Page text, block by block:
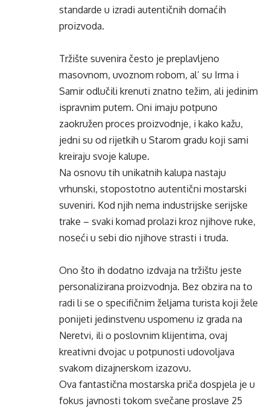
standarde u izradi autentičnih domaćih
proizvoda.
Tržište suvenira često je preplavljeno
masovnom, uvoznom robom, al’ su Irma i
Samir odlučili krenuti znatno težim, ali jedinim
ispravnim putem. Oni imaju potpuno
zaokružen proces proizvodnje, i kako kažu,
jedni su od rijetkih u Starom gradu koji sami
kreiraju svoje kalupe.
Na osnovu tih unikatnih kalupa nastaju
vrhunski, stopostotno autentični mostarski
suveniri. Kod njih nema industrijske serijske
trake – svaki komad prolazi kroz njihove ruke,
noseći u sebi dio njihove strasti i truda.
Ono što ih dodatno izdvaja na tržištu jeste
personalizirana proizvodnja. Bez obzira na to
radi li se o specifičnim željama turista koji žele
ponijeti jedinstvenu uspomenu iz grada na
Neretvi, ili o poslovnim klijentima, ovaj
kreativni dvojac u potpunosti udovoljava
svakom dizajnerskom izazovu.
Ova fantastična mostarska priča dospjela je u
fokus javnosti tokom svečane proslave 25